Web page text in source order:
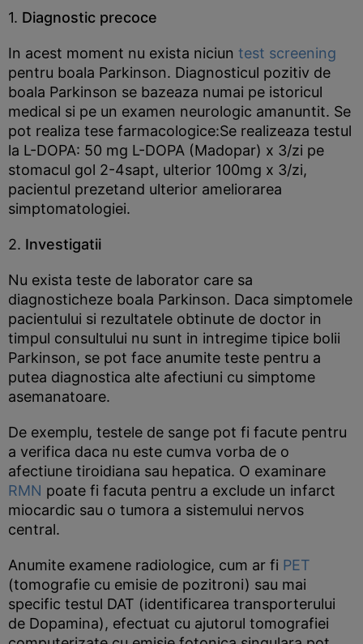
1. Diagnostic precoce
In acest moment nu exista niciun test screening
pentru boala Parkinson. Diagnosticul pozitiv de
boala Parkinson se bazeaza numai pe istoricul
medical si pe un examen neurologic amanuntit. Se
pot realiza tese farmacologice:Se realizeaza testul
la L-DOPA: 50 mg L-DOPA (Madopar) x 3/zi pe
stomacul gol 2-4sapt, ulterior 100mg x 3/zi,
pacientul prezetand ulterior ameliorarea
simptomatologiei.
2. Investigatii
Nu exista teste de laborator care sa
diagnosticheze boala Parkinson. Daca simptomele
pacientului si rezultatele obtinute de doctor in
timpul consultului nu sunt in intregime tipice bolii
Parkinson, se pot face anumite teste pentru a
putea diagnostica alte afectiuni cu simptome
asemanatoare.
De exemplu, testele de sange pot fi facute pentru
a verifica daca nu este cumva vorba de o
afectiune tiroidiana sau hepatica. O examinare
RMN poate fi facuta pentru a exclude un infarct
miocardic sau o tumora a sistemului nervos
central.
Anumite examene radiologice, cum ar fi PET
(tomografie cu emisie de pozitroni) sau mai
specific testul DAT (identificarea transporterului
de Dopamina), efectuat cu ajutorul tomografiei